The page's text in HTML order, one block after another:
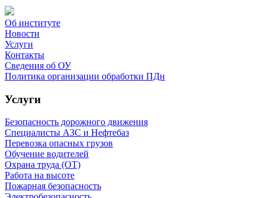
Об институте
Новости
Услуги
Контакты
Сведения об ОУ
Политика организации обработки ПДн
Услуги
Безопасность дорожного движения
Специалисты АЗС и Нефтебаз
Перевозка опасных грузов
Обучение водителей
Охрана труда (ОТ)
Работа на высоте
Пожарная безопасность